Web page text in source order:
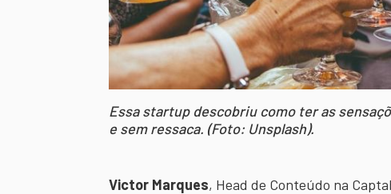
Essa startup descobriu como ter as
e sem ressaca. (Foto: Unsplash).
Victor Marques, Head de Conteúdo na